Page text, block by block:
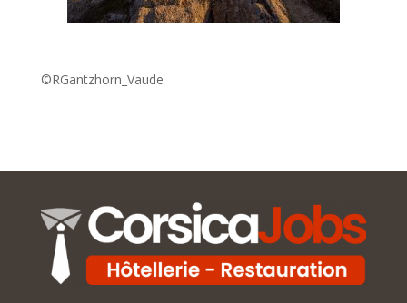
©RGantzhorn_Vaude